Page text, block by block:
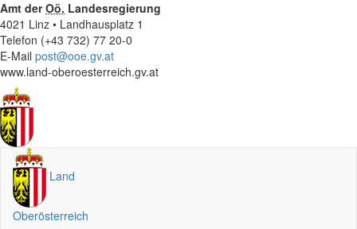
Amt derOö. Landesregierung
4021 Linz • Landhausplatz 1
Telefon (+43 732) 77 20-0
E-Mail post@ooe.gv.at
www.land-oberoesterreich.gv.at
Land
Oberösterreich